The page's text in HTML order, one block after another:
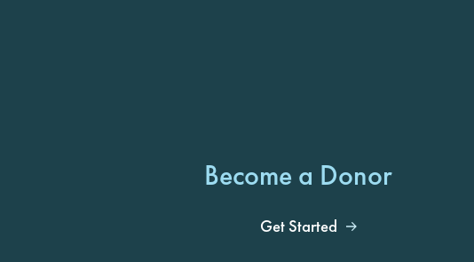
Become a Donor
Get Started